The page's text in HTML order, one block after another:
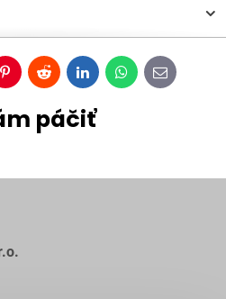
PinterestRedditLinkedInWhatsApp
E-
mail
páčiť